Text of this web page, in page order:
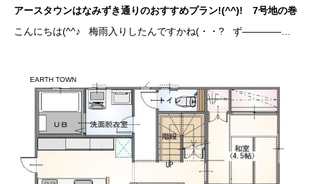
アースタウンはなみずき通りのおすすめプラン!(^^)! 7号地の巻
こんにちは(^^♪ 梅雨入りしたんですかね(・・? ず――――…
EARTH TOWN